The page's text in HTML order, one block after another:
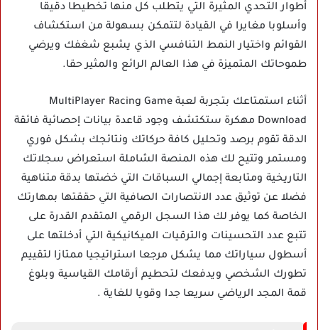
أطوار التحدي المثيرة التي يتطلب كل منها تخطيطا دقيقا
وأسلوبا مغايرا في القيادة لتتمكن بسهولة من استكشاف
القوائم واختيار النمط التنافسي الذي يشبع شغفك ويرضي
طموحاتك المتميزة في هذا العالم الرائع والمثير حقا.
أثناء استمتاعك بتجربة لعبة MultiPlayer Racing Game
Download مهكرة ستكتشف وجود قاعدة بيانات إحصائية فائقة
الدقة تقوم برصد وتحليل كافة حركاتك ونتائجك بشكل فوري
ومستمر وتتيح لك هذه المنصة الشاملة استعراض سجلاتك
التاريخية ومتابعة إجمالي السباقات التي خضتها بدقة متناهية
فضلا عن توثيق عدد الانتصارات الصافية التي حققتها بمهارتك
الخاصة كما يوفر لك هذا السجل الرقمي المتقدم القدرة على
تتبع عدد التحسينات والترقيات الميكانيكية التي أدخلتها على
أسطول سياراتك مما يشكل مرجعا استراتيجيا ممتازا لتقييم
تطورك الشخصي ويدفعك لتحطيم أرقامك القياسية وبلوغ
قمة المجد الرياضي سريعا جدا وقويا للغاية .